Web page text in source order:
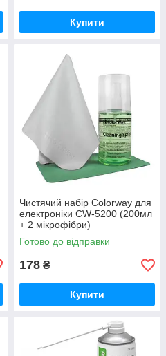
Купити
Чистячий набір Colorway для
електроніки CW-5200 (200мл
+ 2 мікрофібри)
Готово до відправки
178 ₴
Купити